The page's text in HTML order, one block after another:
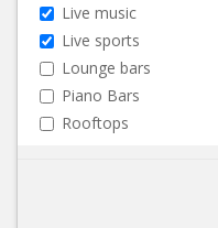
Live music
Live sports
Lounge bars
Piano Bars
Rooftops